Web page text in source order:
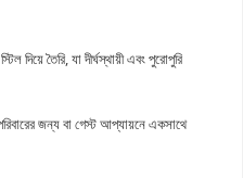
দিয়ে তৈরি, যা দীর্ঘস্থায়ী এবং পুরোপুরি
জন্য বা গেস্ট আপ্যায়নে একসাথে